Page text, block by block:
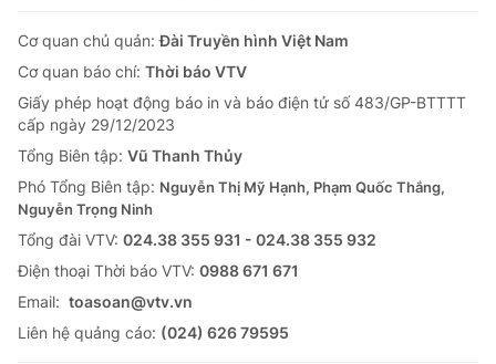
Cơ quan chủ quản:Đài Truyền hình Việt Nam
Cơ quan báo chí: Thời báo VTV
Giấy phép hoạt động báo in và báo điện tử số 483/GP-BTTTT
cấp ngày 29/12/2023
Tổng Biên tập: Vũ Thanh Thủy
Phó Tổng Biên tập: Nguyễn Thị Mỹ Hạnh, Phạm Quốc Thắng,
Nguyễn Trọng Ninh
Tổng đài VTV: 024.38 355 931 - 024.38 355 932
Ðiện thoại Thời báo VTV: 0988 671 671
Email: toasoan@vtv.vn
Liên hệ quảng cáo: (024) 626 79595